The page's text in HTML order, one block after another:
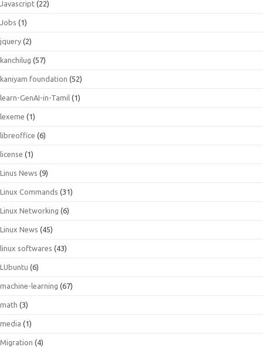
Javascript (22)
Jobs (1)
jquery (2)
kanchilug (57)
kaniyam foundation (52)
learn-GenAI-in-Tamil (1)
lexeme (1)
libreoffice (6)
license (1)
Linus News (9)
Linux Commands (31)
Linux Networking (6)
Linux News (45)
linux softwares (43)
LUbuntu (6)
machine-learning (67)
math (3)
media (1)
Migration (4)